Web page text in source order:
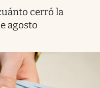
cerró la
agosto